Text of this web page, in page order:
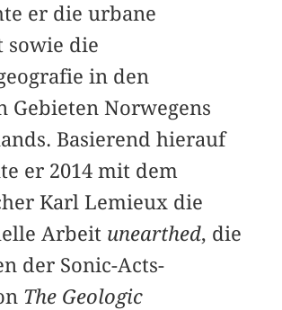
er die urbane
sowie die
in den
Gebieten Norwegens
Basierend hierauf
er 2014 mit dem
Karl Lemieux die
Arbeit unearthed, die
der Sonic-Acts-
The Geologic